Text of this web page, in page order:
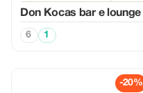
Don Kocas bar e lounge
6 1
-20%